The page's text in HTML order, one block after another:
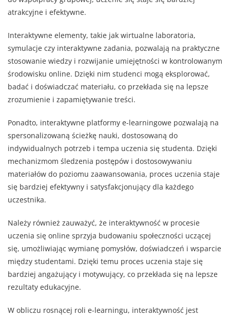
atrakcyjne i efektywne.
Interaktywne elementy, takie jak wirtualne laboratoria,
symulacje czy interaktywne zadania, pozwalają na praktyczne
stosowanie wiedzy i rozwijanie umiejętności w kontrolowanym
środowisku online. Dzięki nim studenci mogą eksplorować,
badać i doświadczać materiału, co przekłada się na lepsze
zrozumienie i zapamiętywanie treści.
Ponadto, interaktywne platformy e-learningowe pozwalają na
spersonalizowaną ścieżkę nauki, dostosowaną do
indywidualnych potrzeb i tempa uczenia się studenta. Dzięki
mechanizmom śledzenia postępów i dostosowywaniu
materiałów do poziomu zaawansowania, proces uczenia staje
się bardziej efektywny i satysfakcjonujący dla każdego
uczestnika.
Należy również zauważyć, że interaktywność w procesie
uczenia się online sprzyja budowaniu społeczności uczącej
się, umożliwiając wymianę pomysłów, doświadczeń i wsparcie
między studentami. Dzięki temu proces uczenia staje się
bardziej angażujący i motywujący, co przekłada się na lepsze
rezultaty edukacyjne.
W obliczu rosnącej roli e-learningu, interaktywność jest